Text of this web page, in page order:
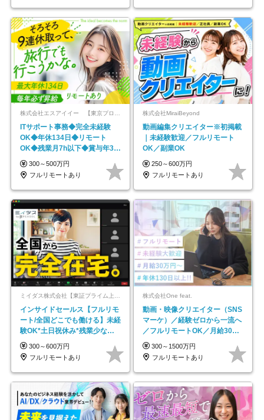
株式会社エスアイイー 【東京プロマーケット上場】
ITサポート事務◆完全未経験
OK◆年休134日◆リモート
OK◆残業月7h以下◆賞与年3回
◆5年目まで必ず昇給
300～500万円
フルリモートあり
株式会社MiraiBeyond
動画編集クリエイター※初掲載
｜未経験歓迎／フルリモート
OK／副業OK
250～600万円
フルリモートあり
インサイドセールス【フルリモ
ート/全国どこでも働ける】未経
験OK*土日祝休み*残業少なめ*
在宅勤務手当あり
300～600万円
フルリモートあり
株式会社One feat.
動画・映像クリエイター（SNS
マーケ）／経験ゼロから一流へ
／フルリモートOK／月給30万
円～／年休130日以上
300～1500万円
フルリモートあり